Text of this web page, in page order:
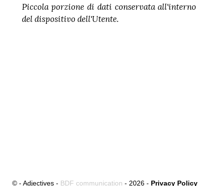
Piccola porzione di dati conservata all'interno
del dispositivo dell'Utente.
© - Adjectives - BDF communication - 2026 - Privacy Policy